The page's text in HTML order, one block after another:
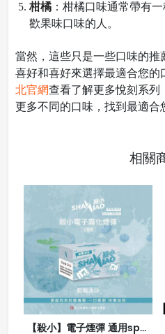
柑橘 ：柑橘口味通常帶有
歡果味口味的人。
當然，這些只是一些口味的推
喜好和喜好來選擇最適合您的
北官網查看了解更多悅刻系列
更多不同的口味，找到最適合
相關
【殺小】電子煙彈 通用sp2s lana relx一代 殺小煙彈 殺小霧化倉